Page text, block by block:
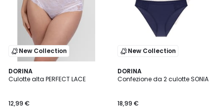
New Collection
DORINA
Culotte alta PERFECT LACE
12,99 €
2
Colori
New Collection
DORINA
Confezione da 2 culotte SONIA
18,99 €